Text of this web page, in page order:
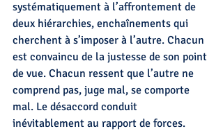
systématiquement à l’affrontement de
deux hiérarchies, enchaînements qui
cherchent à s’imposer à l’autre. Chacun
est convaincu de la justesse de son point
de vue. Chacun ressent que l’autre ne
comprend pas, juge mal, se comporte
mal. Le désaccord conduit
inévitablement au rapport de forces.